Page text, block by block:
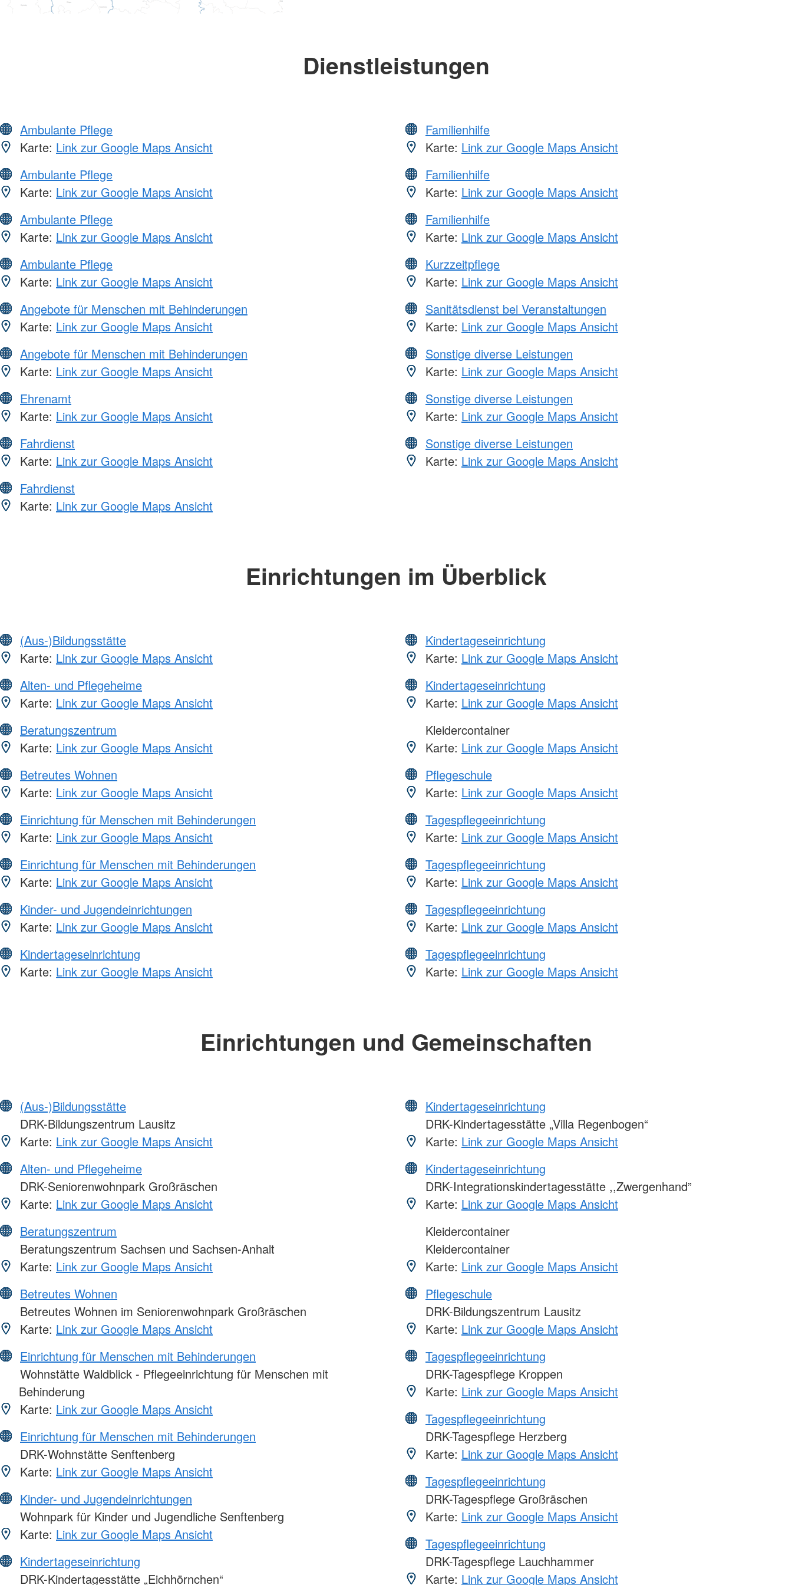
Dienstleistungen
Ambulante Pflege
Karte: Link zur Google Maps Ansicht
Ambulante Pflege
Karte: Link zur Google Maps Ansicht
Ambulante Pflege
Karte: Link zur Google Maps Ansicht
Ambulante Pflege
Karte: Link zur Google Maps Ansicht
Angebote für Menschen mit Behinderungen
Karte: Link zur Google Maps Ansicht
Angebote für Menschen mit Behinderungen
Karte: Link zur Google Maps Ansicht
Ehrenamt
Karte: Link zur Google Maps Ansicht
Fahrdienst
Karte: Link zur Google Maps Ansicht
Fahrdienst
Karte: Link zur Google Maps Ansicht
Familienhilfe
Karte: Link zur Google Maps Ansicht
Familienhilfe
Karte: Link zur Google Maps Ansicht
Familienhilfe
Karte: Link zur Google Maps Ansicht
Kurzzeitpflege
Karte: Link zur Google Maps Ansicht
Sanitätsdienst bei Veranstaltungen
Karte: Link zur Google Maps Ansicht
Sonstige diverse Leistungen
Karte: Link zur Google Maps Ansicht
Sonstige diverse Leistungen
Karte: Link zur Google Maps Ansicht
Sonstige diverse Leistungen
Karte: Link zur Google Maps Ansicht
Einrichtungen im Überblick
(Aus-)Bildungsstätte
Karte: Link zur Google Maps Ansicht
Alten- und Pflegeheime
Karte: Link zur Google Maps Ansicht
Beratungszentrum
Karte: Link zur Google Maps Ansicht
Betreutes Wohnen
Karte: Link zur Google Maps Ansicht
Einrichtung für Menschen mit Behinderungen
Karte: Link zur Google Maps Ansicht
Einrichtung für Menschen mit Behinderungen
Karte: Link zur Google Maps Ansicht
Kinder- und Jugendeinrichtungen
Karte: Link zur Google Maps Ansicht
Kindertageseinrichtung
Karte: Link zur Google Maps Ansicht
Kindertageseinrichtung
Karte: Link zur Google Maps Ansicht
Kindertageseinrichtung
Karte: Link zur Google Maps Ansicht
Kleidercontainer
Karte: Link zur Google Maps Ansicht
Pflegeschule
Karte: Link zur Google Maps Ansicht
Tagespflegeeinrichtung
Karte: Link zur Google Maps Ansicht
Tagespflegeeinrichtung
Karte: Link zur Google Maps Ansicht
Tagespflegeeinrichtung
Karte: Link zur Google Maps Ansicht
Tagespflegeeinrichtung
Karte: Link zur Google Maps Ansicht
Einrichtungen und Gemeinschaften
(Aus-)Bildungsstätte
DRK-Bildungszentrum Lausitz
Karte: Link zur Google Maps Ansicht
Alten- und Pflegeheime
DRK-Seniorenwohnpark Großräschen
Karte: Link zur Google Maps Ansicht
Beratungszentrum
Beratungszentrum Sachsen und Sachsen-Anhalt
Karte: Link zur Google Maps Ansicht
Betreutes Wohnen
Betreutes Wohnen im Seniorenwohnpark Großräschen
Karte: Link zur Google Maps Ansicht
Einrichtung für Menschen mit Behinderungen
Wohnstätte Waldblick - Pflegeeinrichtung für Menschen mit
Behinderung
Karte: Link zur Google Maps Ansicht
Einrichtung für Menschen mit Behinderungen
DRK-Wohnstätte Senftenberg
Karte: Link zur Google Maps Ansicht
Kinder- und Jugendeinrichtungen
Wohnpark für Kinder und Jugendliche Senftenberg
Karte: Link zur Google Maps Ansicht
Kindertageseinrichtung
DRK-Kindertagesstätte „Eichhörnchen“
Kindertageseinrichtung
DRK-Kindertagesstätte „Villa Regenbogen“
Karte: Link zur Google Maps Ansicht
Kindertageseinrichtung
DRK-Integrationskindertagesstätte ,,Zwergenhand”
Karte: Link zur Google Maps Ansicht
Kleidercontainer
Kleidercontainer
Karte: Link zur Google Maps Ansicht
Pflegeschule
DRK-Bildungszentrum Lausitz
Karte: Link zur Google Maps Ansicht
Tagespflegeeinrichtung
DRK-Tagespflege Kroppen
Karte: Link zur Google Maps Ansicht
Tagespflegeeinrichtung
DRK-Tagespflege Herzberg
Karte: Link zur Google Maps Ansicht
Tagespflegeeinrichtung
DRK-Tagespflege Großräschen
Karte: Link zur Google Maps Ansicht
Tagespflegeeinrichtung
DRK-Tagespflege Lauchhammer
Karte: Link zur Google Maps Ansicht